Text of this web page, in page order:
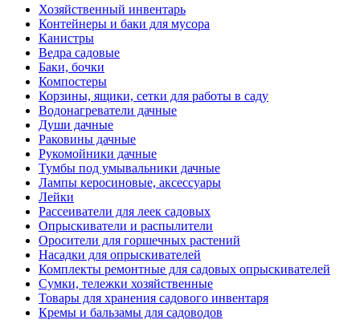
Хозяйственный инвентарь
Контейнеры и баки для мусора
Канистры
Ведра садовые
Баки, бочки
Компостеры
Корзины, ящики, сетки для работы в саду
Водонагреватели дачные
Души дачные
Раковины дачные
Рукомойники дачные
Тумбы под умывальники дачные
Лампы керосиновые, аксессуары
Лейки
Рассеиватели для леек садовых
Опрыскиватели и распылители
Оросители для горшечных растений
Насадки для опрыскивателей
Комплекты ремонтные для садовых опрыскивателей
Сумки, тележки хозяйственные
Товары для хранения садового инвентаря
Кремы и бальзамы для садоводов